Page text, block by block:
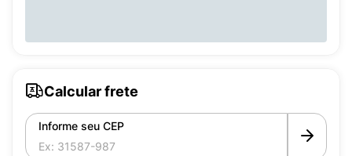
Calcular frete
Informe seu CEP